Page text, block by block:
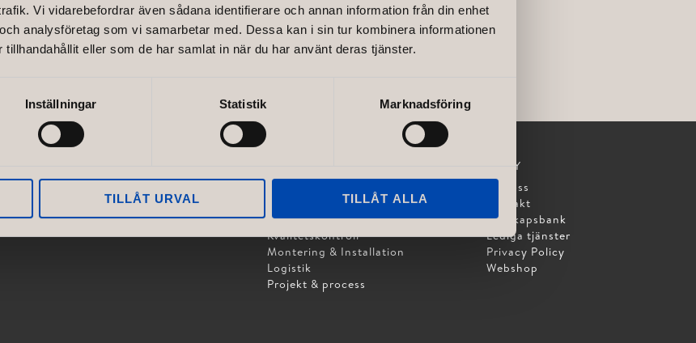
Vi vidarebefordrar även sådana identifierare och annan information från din enhet
analysföretag som vi samarbetar med. Dessa kan i sin tur kombinera informationen
tillhandahållit eller som de har samlat in när du har använt deras tjänster.
Inställningar Statistik Marknadsföring
TILLÅT URVAL TILLÅT ALLA
Ritningar & Layout
Produktion
Kvalitetskontroll
Montering & Installation
Logistik
Projekt & process
MENY
Om oss
Kontakt
Kunskapsbank
Lediga tjänster
Privacy Policy
Webshop